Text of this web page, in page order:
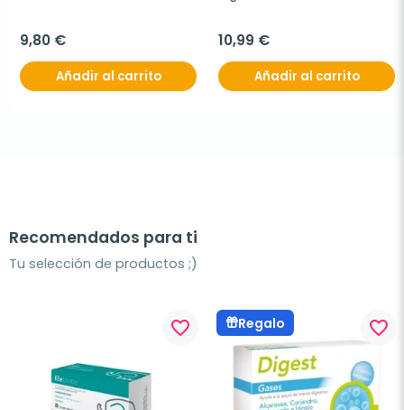
9,80 €
Añadir al carrito
10,99 €
Añadir al carrito
Recomendados para ti
Tu selección de productos ;)
favorite_border Regalo favorite_border